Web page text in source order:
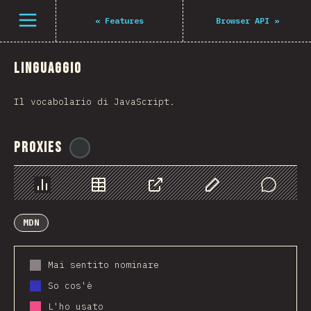
Open menu « Features Browser API »
Linguaggio
Il vocabolario di JavaScript.
Proxies
Grafico Dati CondividerePersonalizza i dati
Comments
MDN
Mai sentito nominare
So cos'è
L'ho usato
Navigated to The State of JS 2021